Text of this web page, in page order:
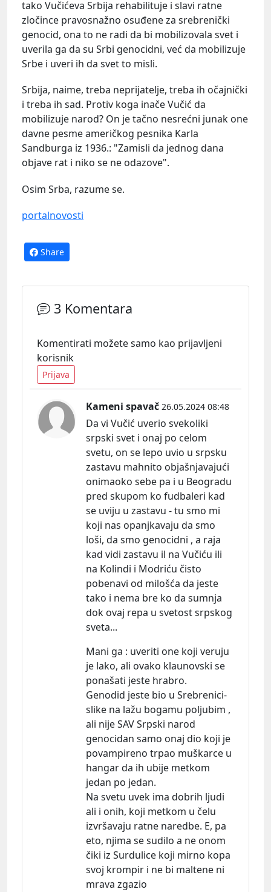
tako Vučićeva Srbija rehabilituje i slavi ratne
zločince pravosnažno osuđene za srebrenički
genocid, ona to ne radi da bi mobilizovala svet i
uverila ga da su Srbi genocidni, već da mobilizuje
Srbe i uveri ih da svet to misli.
Srbija, naime, treba neprijatelje, treba ih očajnički
i treba ih sad. Protiv koga inače Vučić da
mobilizuje narod? On je tačno nesrećni junak one
davne pesme američkog pesnika Karla
Sandburga iz 1936.: "Zamisli da jednog dana
objave rat i niko se ne odazove".
Osim Srba, razume se.
portalnovosti
Share
3 Komentara
Komentirati možete samo kao prijavljeni
korisnik
Prijava
Kameni spavač 26.05.2024 08:48
Da vi Vučić uverio svekoliki
srpski svet i onaj po celom
svetu, on se lepo uvio u srpsku
zastavu mahnito objašnjavajući
onimaoko sebe pa i u Beogradu
pred skupom ko fudbaleri kad
se uviju u zastavu - tu smo mi
koji nas opanjkavaju da smo
loši, da smo genocidni , a raja
kad vidi zastavu il na Vučiću ili
na Kolindi i Modriću čisto
pobenavi od milošća da jeste
tako i nema bre ko da sumnja
dok ovaj repa u svetost srpskog
sveta...
Mani ga : uveriti one koji veruju
je lako, ali ovako klaunovski se
ponašati jeste hrabro.
Genodid jeste bio u Srebrenici-
slike na lažu bogamu poljubim ,
ali nije SAV Srpski narod
genocidan samo onaj dio koji je
povampireno trpao muškarce u
hangar da ih ubije metkom
jedan po jedan.
Na svetu uvek ima dobrih ljudi
ali i onih, koji metkom u čelu
izvršavaju ratne naredbe. E, pa
eto, njima se sudilo a ne onom
čiki iz Surdulice koji mirno kopa
svoj krompir i ne bi maltene ni
mrava zgazio